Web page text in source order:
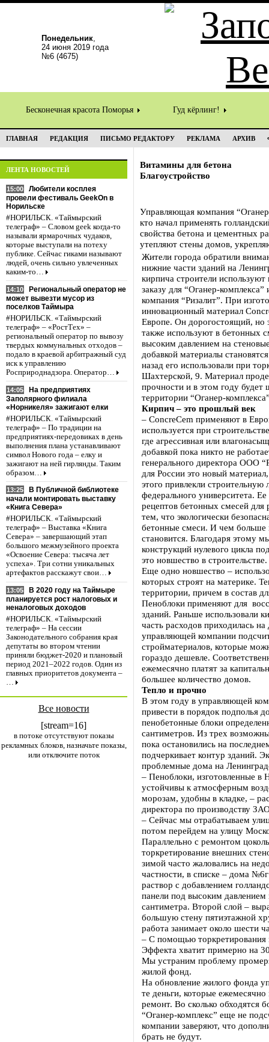
Понедельник,
24 июня 2019 года
№6 (4675)
Бесконечная красота Поморья Гуд кёрлинг!
ГЛАВНАЯ РЕДАКЦИЯ ПИСЬМО РЕДАКТОРУ РЕКЛАМА АРХИВ
ЛЕНТА НОВОСТЕЙ
15:00
Любители косплея
провели фестиваль GeekOn в
Норильске
#НОРИЛЬСК. «Таймырский
телеграф» – Словом geek когда-то
называли ярмарочных чудаков,
которые выступали на потеху
публике. Сейчас гиками называют
людей, очень сильно увлеченных
каким-то…
14:10
Региональный оператор не
может вывезти мусор из
поселков Таймыра
#НОРИЛЬСК. «Таймырский
телеграф» – «РостТех» –
региональный оператор по вывозу
твердых коммунальных отходов –
подало в краевой арбитражный суд
иск к управлению
Росприроднадзора. Оператор…
14:05
На предприятиях
Заполярного филиала
«Норникеля» зажигают елки
#НОРИЛЬСК. «Таймырский
телеграф» – По традиции на
предприятиях-передовиках в день
выполнения плана устанавливают
символ Нового года – елку и
зажигают на ней гирлянды. Таким
образом…
13:25
В Публичной библиотеке
начали монтировать выставку
«Книга Севера»
#НОРИЛЬСК. «Таймырский
телеграф» – Выставка «Книга
Севера» – завершающий этап
большого межмузейного проекта
«Освоение Севера: тысяча лет
успеха». Три сотни уникальных
артефактов расскажут свои…
13:05
В 2020 году на Таймыре
планируется рост налоговых и
неналоговых доходов
#НОРИЛЬСК. «Таймырский
телеграф» – На сессии
Законодательного собрания края
депутаты во втором чтении
приняли бюджет-2020 и плановый
период 2021–2022 годов. Один из
главных приоритетов документа –
…
Все новости
[stream=16]
в потоке отсутствуют показы
рекламных блоков, назначьте показы,
или отключите поток
Витамины для бетона
Благоустройство
Управляющая компания
кто начал применять
свойства бетона и цементных
утепляют стены домов,
Жители города обратили
нижние части зданий на
кирпича строители
заказу для “Оганер-комплекса”
компания “Ризалит”. При
инновационный материал
Европе. Он дорогостоящий, но
также используют в бетонных
высоким давлением на
добавкой материалы
назад его использовали при
Шахтерской, 9. Материал
прочности и в этом году будет
территории “Оганер-
Кирпич – это прошлый век
– ConcreCem применяют в
используется при
где агрессивная или
добавкой пока никто не
генерального директора ООО
для России это новый
этого привлекли
федерального университета.
рецептов бетонных смесей
тем, что экологически
бетонные смеси. И чем больше
становится. Благодаря этому
конструкций нулевого цикла
это новшество в строительстве.
Еще одно новшество –
которых строят на материке.
территории, причем в состав
Пеноблоки применяют для
зданий. Раньше использовали
часть расходов приходилась
управляющей компании
стройматериалов, которые
гораздо дешевле.
ежемесячно платят за
большее количество домов.
Тепло и прочно
В этом году в управляющей
привести в порядок подполья
пенобетонные блоки
сантиметров. Из трех
пока остановились на
подчеркивает контур зданий.
проблемные дома на
– Пеноблоки, изготовленные в
устойчивы к атмосферным
морозам, удобны в кладке, –
директора по производству
– Сейчас мы отрабатываем
потом перейдем на улицу
Параллельно с ремонтом
торкретирование внешних
зимой часто жаловались на
частности, в списке – дома
раствор с добавлением
панели под высоким
сантиметра. Второй слой –
большую стену пятиэтажной
работа занимает около шести
– С помощью торкретирования
Эффекта хватит примерно на
Мы устраним проблему
жилой фонд.
На обновление жилого фонда
те деньги, которые
ремонт. Во сколько обходятся
“Оганер-комплекс” еще не
компании заверяют, что
брать не будут.